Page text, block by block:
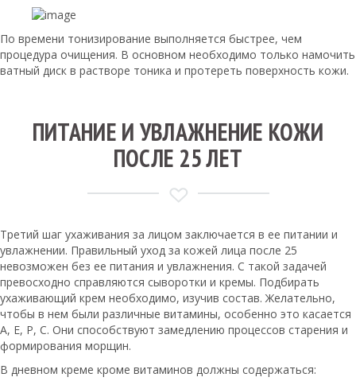
По времени тонизирование выполняется быстрее, чем
процедура очищения. В основном необходимо только намочить
ватный диск в растворе тоника и протереть поверхность кожи.
ПИТАНИЕ И УВЛАЖНЕНИЕ КОЖИ
ПОСЛЕ 25 ЛЕТ
Третий шаг ухаживания за лицом заключается в ее питании и
увлажнении. Правильный уход за кожей лица после 25
невозможен без ее питания и увлажнения. С такой задачей
превосходно справляются сыворотки и кремы. Подбирать
ухаживающий крем необходимо, изучив состав. Желательно,
чтобы в нем были различные витамины, особенно это касается
А, Е, Р, С. Они способствуют замедлению процессов старения и
формирования морщин.
В дневном креме кроме витаминов должны содержаться: